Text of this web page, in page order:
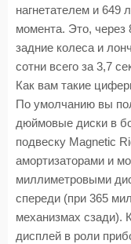
нагнетателем и 649
момента. Это, через
задние колеса и
сотни всего за 3,7
Как вам такие
По умолчанию вы
дюймовые диски в
подвеску Magnetic
амортизаторами и
миллиметровыми
спереди (при 365
механизмах сзади).
дисплей в роли